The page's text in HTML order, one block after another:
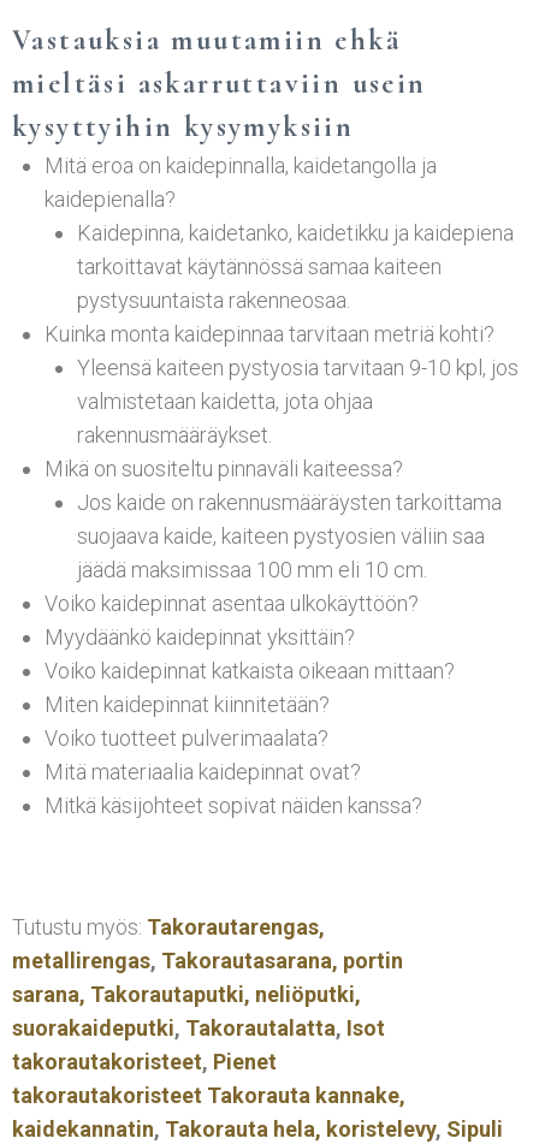
Vastauksia muutamiin ehkä
mieltäsi askarruttaviin usein
kysyttyihin kysymyksiin
Mitä eroa on kaidepinnalla, kaidetangolla ja
kaidepienalla?
Kaidepinna, kaidetanko, kaidetikku ja kaidepiena
tarkoittavat käytännössä samaa kaiteen
pystysuuntaista rakenneosaa.
Kuinka monta kaidepinnaa tarvitaan metriä kohti?
Yleensä kaiteen pystyosia tarvitaan 9-10 kpl, jos
valmistetaan kaidetta, jota ohjaa
rakennusmääräykset.
Mikä on suositeltu pinnaväli kaiteessa?
Jos kaide on rakennusmääräysten tarkoittama
suojaava kaide, kaiteen pystyosien väliin saa
jäädä maksimissaa 100 mm eli 10 cm.
Voiko kaidepinnat asentaa ulkokäyttöön?
Myydäänkö kaidepinnat yksittäin?
Voiko kaidepinnat katkaista oikeaan mittaan?
Miten kaidepinnat kiinnitetään?
Voiko tuotteet pulverimaalata?
Mitä materiaalia kaidepinnat ovat?
Mitkä käsijohteet sopivat näiden kanssa?
Tutustu myös: Takorautarengas,
metallirengas, Takorautasarana, portin
sarana, Takorautaputki, neliöputki,
suorakaideputki, Takorautalatta, Isot
takorautakoristeet, Pienet
takorautakoristeet Takorauta kannake,
kaidekannatin, Takorauta hela, koristelevy, Sipuli